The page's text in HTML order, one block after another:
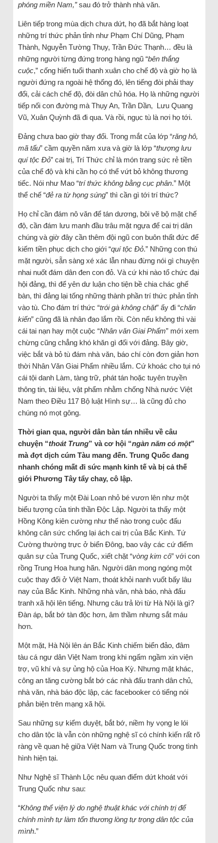
phóng miền Nam,”sau đó trở thành nhà văn.
Liên tiếp trong mùa dịch chưa dứt, họ đã bắt hàng loạt
những trí thức phản tỉnh như Phạm Chí Dũng, Phạm
Thành, Nguyễn Tường Thụy, Trần Đức Thạnh… đều là
những người từng đứng trong hàng ngũ “bên thắng
cuộc,” cống hiến tuổi thanh xuân cho chế độ và giờ họ là
người đứng ra ngoài hệ thống đó, lên tiếng đòi phải thay
đổi, cải cách chế độ, đòi dân chủ hóa. Họ là những người
tiếp nối con đường mà Thụy An, Trần Dần, Lưu Quang
Vũ, Xuân Quỳnh đã đi qua. Và rồi, ngục tù là nơi họ tới.
Đảng chưa bao giờ thay đổi. Trong mắt của lớp “răng hô,
mã tấu” cầm quyền năm xưa và giờ là lớp “thượng lưu
quí tộc Đỏ” cai trị, Trí Thức chỉ là món trang sức rẻ tiền
của chế độ và khi cần họ có thể vứt bỏ không thương
tiếc. Nói như Mao “trí thức không bằng cục phân.” Một
thể chế “đẻ ra từ họng súng” thì cần gì tới trí thức?
Họ chỉ cần đám nô văn để tán dương, bôi vẽ bộ mặt chế
độ, cần đám lưu manh đầu trâu mặt ngựa để cai trị dân
chúng và giờ đây cần thêm đội ngũ con buôn thất đức để
kiếm tiền phục dịch cho giới “quí tộc Đỏ.” Những con thú
mặt người, sẵn sàng xé xác lẫn nhau đừng nói gì chuyện
nhai nuốt đám dân đen con đỏ. Và cứ khi nào tổ chức đại
hội đảng, thì để yên dư luận cho tiện bề chia chác ghế
bàn, thì đảng lại tống những thành phần trí thức phản tỉnh
vào tù. Cho đám trí thức “trói gà không chặt” ấy đi “chăn
kiến” cũng đã là nhân đạo lắm rồi. Còn nếu không thì vài
cái tai nạn hay một cuộc “Nhân văn Giai Phẩm” mới xem
chừng cũng chẳng khó khăn gì đối với đảng. Bây giờ,
việc bắt và bỏ tù đám nhà văn, báo chí còn đơn giản hơn
thời Nhân Văn Giai Phẩm nhiều lắm. Cứ khoác cho tụi nó
cái tội danh Làm, tàng trữ, phát tán hoặc tuyên truyền
thông tin, tài liệu, vật phẩm nhằm chống Nhà nước Việt
Nam theo Điều 117 Bộ luật Hình sự… là cũng đủ cho
chúng nó mọt gông.
Thời gian qua, người dân bàn tán nhiều về câu
chuyện “thoát Trung” và cơ hội “ngàn năm có một”
mà đợt dịch cúm Tàu mang đến. Trung Quốc đang
nhanh chóng mất đi sức mạnh kinh tế và bị cả thế
giới Phương Tây tẩy chay, cô lập.
Người ta thấy một Đài Loan nhỏ bé vươn lên như một
biểu tượng của tinh thần Độc Lập. Người ta thấy một
Hồng Kông kiên cường như thế nào trong cuộc đấu
không cân sức chống lại ách cai trị của Bắc Kinh. Tứ
Cường thường trực ở biển Đông, bao vây các cứ điểm
quân sự của Trung Quốc, xiết chặt “vòng kim cô” với con
rồng Trung Hoa hung hãn. Người dân mong ngóng một
cuộc thay đổi ở Việt Nam, thoát khỏi nanh vuốt bấy lâu
nay của Bắc Kinh. Những nhà văn, nhà báo, nhà đấu
tranh xã hội lên tiếng. Nhưng câu trả lời từ Hà Nội là gì?
Đàn áp, bắt bớ tàn độc hơn, âm thầm nhưng sắt máu
hơn.
Một mặt, Hà Nội lên án Bắc Kinh chiếm biển đảo, đâm
tàu cá ngư dân Việt Nam trong khi ngấm ngầm xin viện
trợ, vũ khí và sự ủng hộ của Hoa Kỳ. Nhưng mặt khác,
công an tăng cường bắt bớ các nhà đấu tranh dân chủ,
nhà văn, nhà báo độc lập, các facebooker có tiếng nói
phản biện trên mạng xã hội.
Sau những sự kiểm duyệt, bắt bớ, niềm hy vọng le lói
cho dân tộc là vẫn còn những nghệ sĩ có chính kiến rất rõ
ràng về quan hệ giữa Việt Nam và Trung Quốc trong tình
hình hiện tại.
Như Nghệ sĩ Thành Lộc nêu quan điểm dứt khoát với
Trung Quốc như sau:
“Không thể viện lý do nghệ thuật khác với chính trị để
chính mình tự làm tổn thương lòng tự trọng dân tộc của
mình.”